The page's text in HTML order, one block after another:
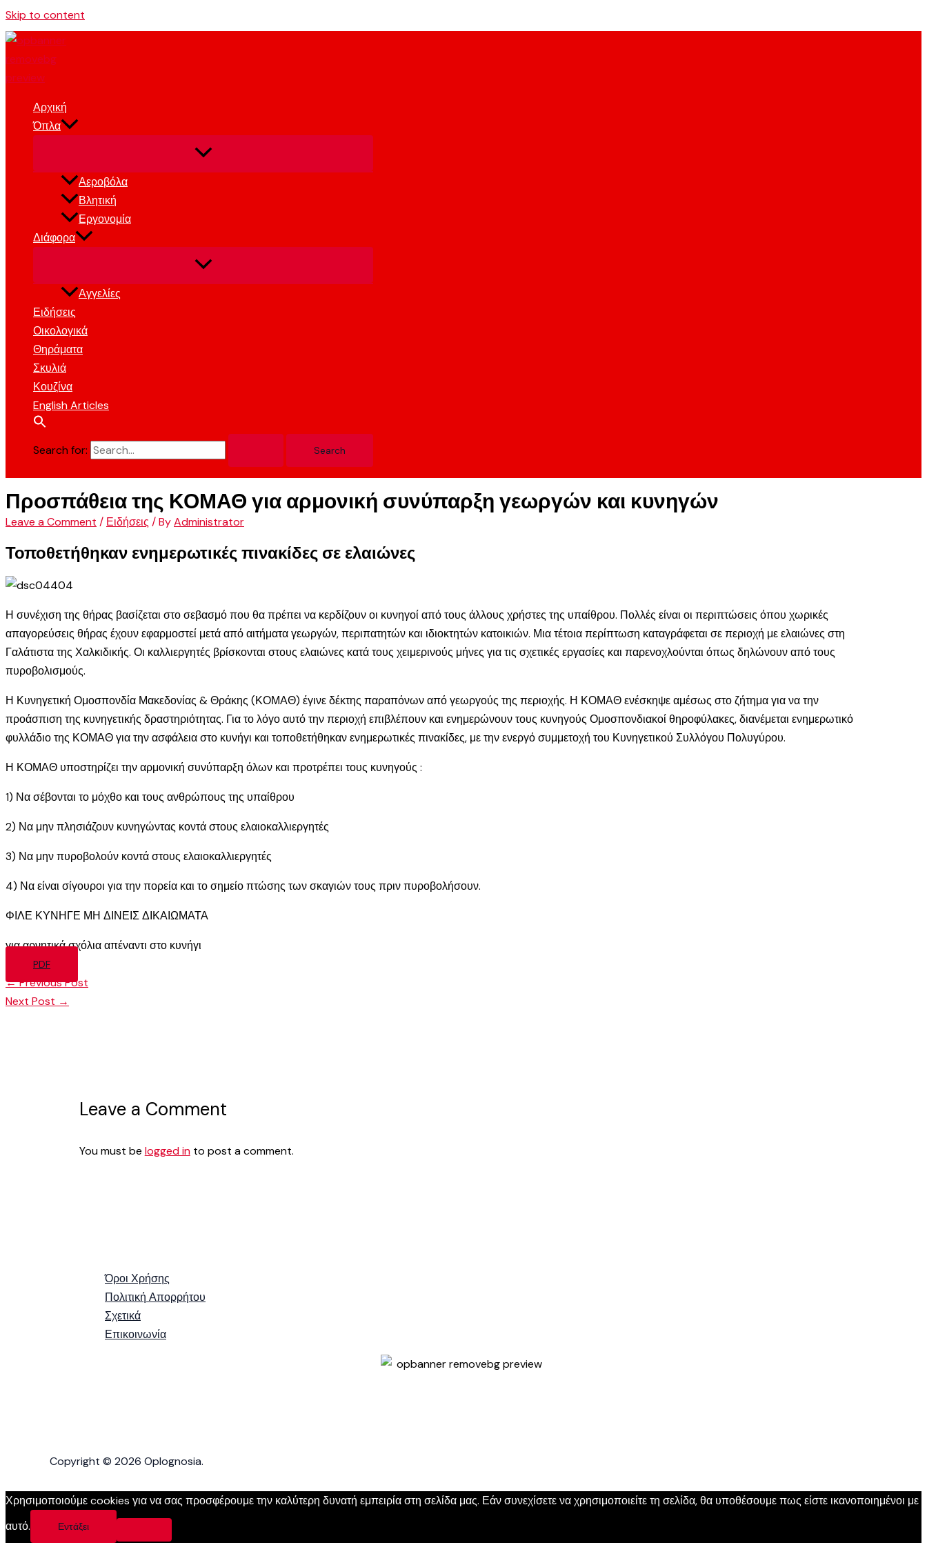
Skip to content
Αρχική
Όπλα
Αεροβόλα
Βλητική
Εργονομία
Διάφορα
Αγγελίες
Ειδήσεις
Οικολογικά
Θηράματα
Σκυλιά
Κουζίνα
English Articles
Search for:
Προσπάθεια της ΚΟΜΑΘ για αρμονική συνύπαρξη γεωργών και κυνηγών
Leave a Comment / Ειδήσεις / ByAdministrator
Τοποθετήθηκαν ενημερωτικές πινακίδες σε ελαιώνες
Η συνέχιση της θήρας βασίζεται στο σεβασμό που θα πρέπει να κερδίζουν οι κυνηγοί από τους άλλους χρήστες της υπαίθρου. Πολλές είναι οι περιπτώσεις όπου χωρικές
απαγορεύσεις θήρας έχουν εφαρμοστεί μετά από αιτήματα γεωργών, περιπατητών και ιδιοκτητών κατοικιών. Μια τέτοια περίπτωση καταγράφεται σε περιοχή με ελαιώνες στη
Γαλάτιστα της Χαλκιδικής. Οι καλλιεργητές βρίσκονται στους ελαιώνες κατά τους χειμερινούς μήνες για τις σχετικές εργασίες και παρενοχλούνται όπως δηλώνουν από τους
πυροβολισμούς.
Η Κυνηγετική Ομοσπονδία Μακεδονίας & Θράκης (ΚΟΜΑΘ) έγινε δέκτης παραπόνων από γεωργούς της περιοχής. Η ΚΟΜΑΘ ενέσκηψε αμέσως στο ζήτημα για να την
προάσπιση της κυνηγετικής δραστηριότητας. Για το λόγο αυτό την περιοχή επιβλέπουν και ενημερώνουν τους κυνηγούς Ομοσπονδιακοί θηροφύλακες, διανέμεται ενημερωτικό
φυλλάδιο της ΚΟΜΑΘ για την ασφάλεια στο κυνήγι και τοποθετήθηκαν ενημερωτικές πινακίδες, με την ενεργό συμμετοχή του Κυνηγετικού Συλλόγου Πολυγύρου.
Η ΚΟΜΑΘ υποστηρίζει την αρμονική συνύπαρξη όλων και προτρέπει τους κυνηγούς :
1) Να σέβονται το μόχθο και τους ανθρώπους της υπαίθρου
2) Να μην πλησιάζουν κυνηγώντας κοντά στους ελαιοκαλλιεργητές
3) Να μην πυροβολούν κοντά στους ελαιοκαλλιεργητές
4) Να είναι σίγουροι για την πορεία και το σημείο πτώσης των σκαγιών τους πριν πυροβολήσουν.
ΦΙΛΕ ΚΥΝΗΓΕ ΜΗ ΔΙΝΕΙΣ ΔΙΚΑΙΩΜΑΤΑ
για αρνητικά σχόλια απέναντι στο κυνήγι
PDF
←Previous Post
Next Post →
Leave a Comment
You must be logged into post a comment.
Όροι Χρήσης
Πολιτική Απορρήτου
Σχετικά
Επικοινωνία
Copyright © 2026 Oplognosia.
Χρησιμοποιούμε cookies για να σας προσφέρουμε την καλύτερη δυνατή εμπειρία στη σελίδα μας. Εάν συνεχίσετε να χρησιμοποιείτε τη σελίδα, θα υποθέσουμε πως είστε ικανοποιημένοι με
αυτό.
Εντάξει